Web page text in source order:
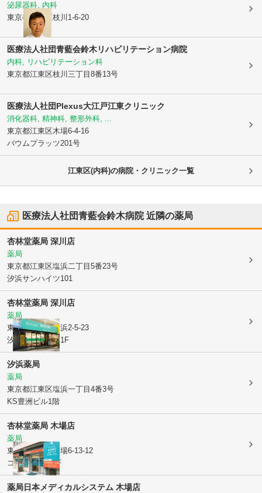
泌尿器科, 内科
東京都江東区枝川1-6-20
医療法人社団青藍会鈴木リハビリテーション病院
内科, リハビリテーション科
東京都江東区枝川三丁目8番13号
医療法人社団Plexus大江戸江東クリニック
消化器科, 精神科, 整形外科, ...
東京都江東区木場6-4-16
バウムプラッツ201号
江東区(内科)の病院・クリニック一覧
医療法人社団青藍会鈴木病院近隣の薬局
杏林堂薬局 深川店
薬局
東京都江東区塩浜二丁目5番23号
汐浜サンハイツ101
杏林堂薬局 深川店
薬局
東京都江東区塩浜2-5-23
汐浜サンハイツ1F
汐浜薬局
薬局
東京都江東区塩浜一丁目4番3号
KS豊洲ビル1階
杏林堂薬局 木場店
薬局
東京都江東区木場6-13-12
コーポ千代乃1F
薬局日本メディカルシステム 木場店